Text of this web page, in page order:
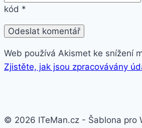
kód *
Web používá Akismet ke snížení
Zjistěte, jak jsou zpracovávány
© 2026 ITeMan.cz - Šablona pro